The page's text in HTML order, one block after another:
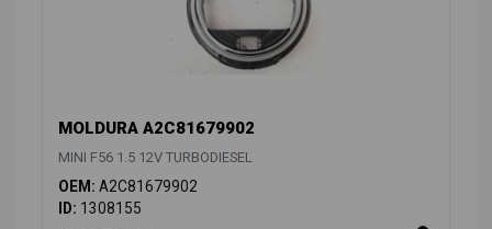
MOLDURA A2C81679902
MINI F56 1.5 12V TURBODIESEL
OEM: A2C81679902
ID: 1308155